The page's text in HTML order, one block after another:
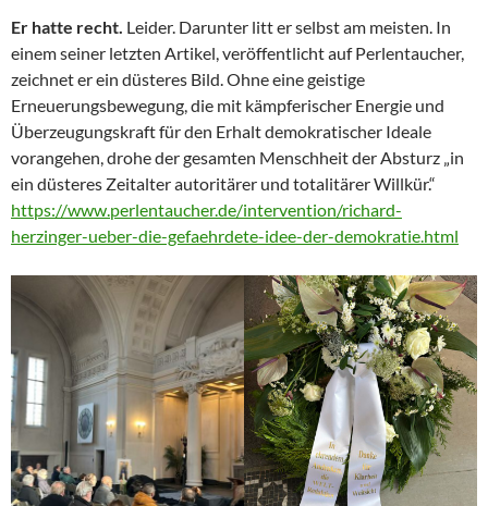
Er hatte recht. Leider. Darunter litt er selbst am meisten. In
einem seiner letzten Artikel, veröffentlicht auf Perlentaucher,
zeichnet er ein düsteres Bild. Ohne eine geistige
Erneuerungsbewegung, die mit kämpferischer Energie und
Überzeugungskraft für den Erhalt demokratischer Ideale
vorangehen, drohe der gesamten Menschheit der Absturz „in
ein düsteres Zeitalter autoritärer und totalitärer Willkür.“
https://www.perlentaucher.de/intervention/richard-
herzinger-ueber-die-gefaehrdete-idee-der-demokratie.html